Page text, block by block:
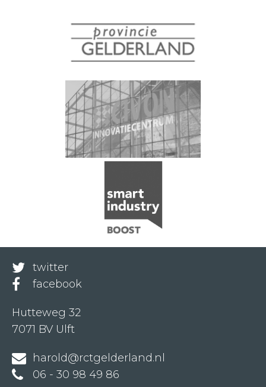
twitter
facebook
Hutteweg 32
7071 BV Ulft
harold@rctgelderland.nl
06 - 30 98 49 86